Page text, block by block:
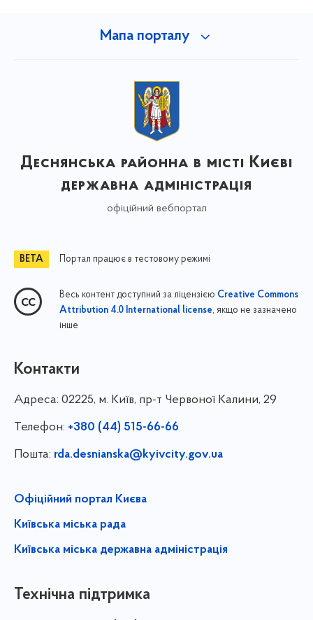
Мапа порталу
Деснянська районна в місті Києві
державна адміністрація
офіційний вебпортал
Портал працює в тестовому режимі
Весь контент доступний за ліцензією Creative Commons
Attribution 4.0 International license, якщо не зазначено
інше
Контакти
Адреса: 02225, м. Київ, пр-т Червоної Калини, 29
Телефон: +380 (44) 515-66-66
Пошта: rda.desnianska@kyivcity.gov.ua
Офіційний портал Києва
Київська міська рада
Київська міська державна адміністрація
Технічна підтримка